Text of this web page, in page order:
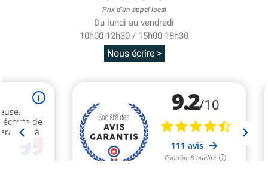
Prix d'un appel local
Du lundi au vendredi
10h00-12h30 / 15h00-18h30
Nous écrire >